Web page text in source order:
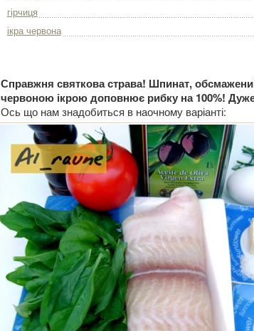
гірчиця
ікра червона
Справжня святкова страва! Шпинат,
червоною ікрою доповнює рибку на 100%!
Ось що нам знадобиться в наочному варіанті: